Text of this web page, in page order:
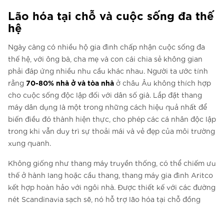
Lão hóa tại chỗ và cuộc sống đa thế
hệ
Ngày càng có nhiều hộ gia đình chấp nhận cuộc sống đa
thế hệ, với ông bà, cha mẹ và con cái chia sẻ không gian
phải đáp ứng nhiều nhu cầu khác nhau. Người ta ước tính
rằng 70-80% nhà ở và tòa nhà ở châu Âu không thích hợp
cho cuộc sống độc lập đối với dân số già. Lắp đặt thang
máy dân dụng là một trong những cách hiệu quả nhất để
biến điều đó thành hiện thực, cho phép các cá nhân độc lập
trong khi vẫn duy trì sự thoải mái và vẻ đẹp của môi trường
xung quanh.
Không giống như thang máy truyền thống, có thể chiếm ưu
thế ở hành lang hoặc cầu thang, thang máy gia đình Aritco
kết hợp hoàn hảo với ngôi nhà. Được thiết kế với các đường
nét Scandinavia sạch sẽ, nó hỗ trợ lão hóa tại chỗ đồng